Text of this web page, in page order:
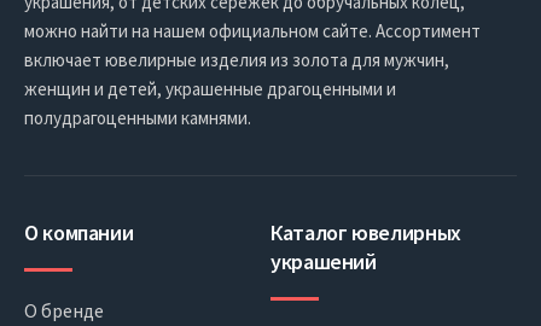
можно найти на нашем официальном сайте. Ассортимент
включает ювелирные изделия из золота для мужчин,
женщин и детей, украшенные драгоценными и
полудрагоценными камнями.
О компании
О бренде
Каталог ювелирных
украшений